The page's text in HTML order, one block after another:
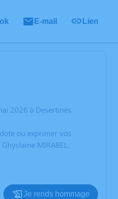
E-mail Lien
2026 à Desertines.
ou exprimer vos
MIRABEL.
Je rends hommage